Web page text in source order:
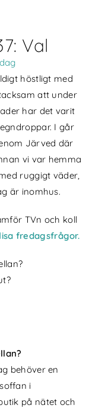
Val
höstligt med
att under
har det varit
I går
Järved där
vi var hemma
ruggigt väder,
är inomhus.
TVn och koll
fredagsfrågor.
behöver en
i
på nätet och